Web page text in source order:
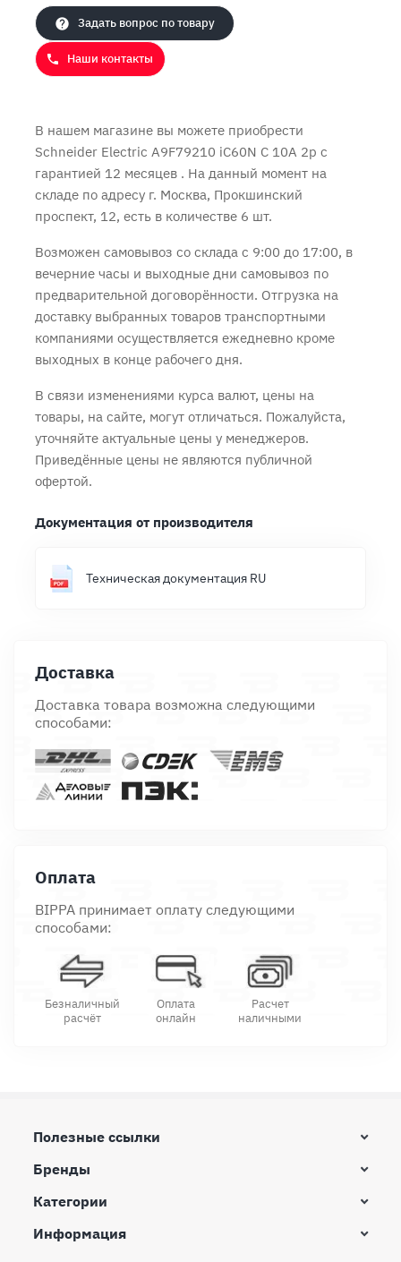
Задать вопрос по товару
Наши контакты
В нашем магазине вы можете приобрести
Schneider Electric A9F79210 iC60N C 10A 2p с
гарантией 12 месяцев . На данный момент на
складе по адресу г. Москва, Прокшинский
проспект, 12, есть в количестве 6 шт.
Возможен самовывоз со склада с 9:00 до 17:00, в
вечерние часы и выходные дни самовывоз по
предварительной договорённости. Отгрузка на
доставку выбранных товаров транспортными
компаниями осуществляется ежедневно кроме
выходных в конце рабочего дня.
В связи изменениями курса валют, цены на
товары, на сайте, могут отличаться. Пожалуйста,
уточняйте актуальные цены у менеджеров.
Приведённые цены не являются публичной
офертой.
Документация от производителя
Техническая документация RU
Доставка
Доставка товара возможна следующими
способами:
Оплата
BIPPA принимает оплату следующими
способами:
Безналичный
расчёт
Оплата
онлайн
Расчет
наличными
Полезные ссылки
Бренды
Категории
Информация